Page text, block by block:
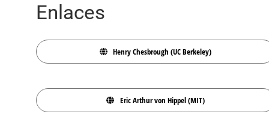
Enlaces
Henry Chesbrough (UC Berkeley)
Eric Arthur von Hippel (MIT)